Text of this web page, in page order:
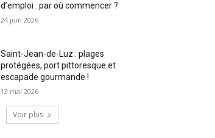
d’emploi : par où commencer ?
24 juin 2026
Saint-Jean-de-Luz : plages
protégées, port pittoresque et
escapade gourmande !
13 mai 2026
Voir plus